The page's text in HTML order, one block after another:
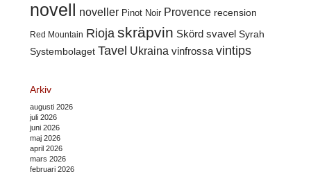
novell noveller Pinot Noir Provence recension
Red Mountain Rioja skräpvin Skörd svavel Syrah
Systembolaget Tavel Ukraina vinfrossa vintips
Arkiv
augusti 2026
juli 2026
juni 2026
maj 2026
april 2026
mars 2026
februari 2026